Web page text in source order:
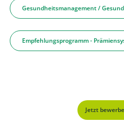
Gesundheitsmanagement /
Empfehlungsprogramm -
Jetzt